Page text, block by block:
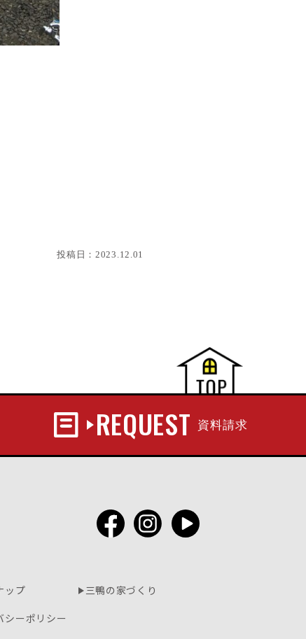
投稿日： 2023.12.01
REQUEST 資料請求
ップ
三鴨の家づくり
シーポリシー